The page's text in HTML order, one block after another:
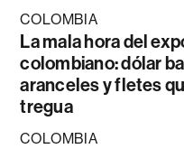
COLOMBIA
La mala hora del
colombiano: dólar
aranceles y fletes
tregua
COLOMBIA